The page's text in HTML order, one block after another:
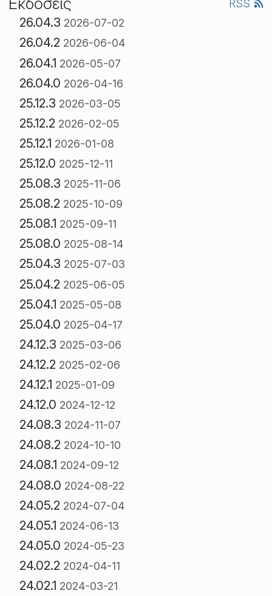
RSS
26.04.3 2026-07-02
26.04.2 2026-06-04
26.04.1 2026-05-07
26.04.0 2026-04-16
25.12.3 2026-03-05
25.12.2 2026-02-05
25.12.1 2026-01-08
25.12.0 2025-12-11
25.08.3 2025-11-06
25.08.2 2025-10-09
25.08.1 2025-09-11
25.08.0 2025-08-14
25.04.3 2025-07-03
25.04.2 2025-06-05
25.04.1 2025-05-08
25.04.0 2025-04-17
24.12.3 2025-03-06
24.12.2 2025-02-06
24.12.1 2025-01-09
24.12.0 2024-12-12
24.08.3 2024-11-07
24.08.2 2024-10-10
24.08.1 2024-09-12
24.08.0 2024-08-22
24.05.2 2024-07-04
24.05.1 2024-06-13
24.05.0 2024-05-23
24.02.2 2024-04-11
24.02.1 2024-03-21